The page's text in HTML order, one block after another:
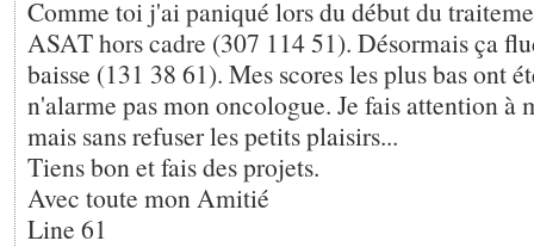
Comme toi j'ai paniqué lors du début du
ASAT hors cadre (307 114 51). Désormais ça
baisse (131 38 61). Mes scores les plus bas ont
n'alarme pas mon oncologue. Je fais attention à
mais sans refuser les petits plaisirs...
Tiens bon et fais des projets.
Avec toute mon Amitié
Line 61